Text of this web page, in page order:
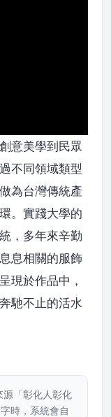
意美學到民眾
不同領域類型
為台灣傳統產
。實踐大學的
，多年來辛勤
息相關的服飾
現於作品中，
馳不止的活水
源「彰化人彰化
時，系統會自